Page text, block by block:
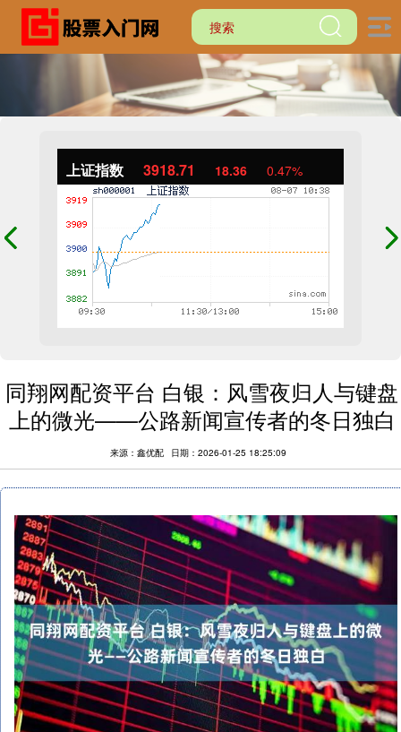
上证指数 3918.71 18.36 0.47%
同翔网配资平台 白银：风雪夜归人与键盘
上的微光——公路新闻宣传者的冬日独白
来源：鑫优配 日期：2026-01-25 18:25:09